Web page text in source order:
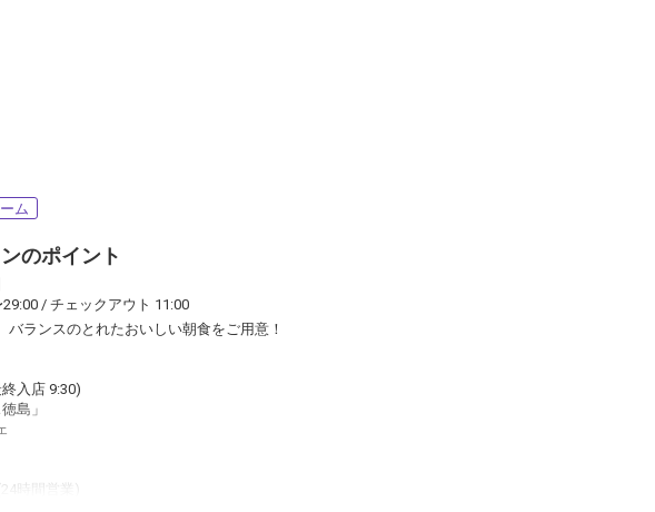
ム
のポイント
/ チェックアウト 11:00
バランスのとれたおいしい朝食をご用意！
入店 9:30)
島」
時間営業)